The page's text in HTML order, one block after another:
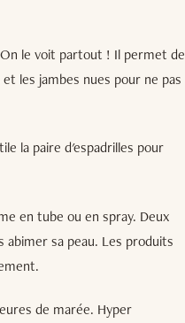
le voit partout ! Il permet de
les jambes nues pour ne pas
la paire d'espadrilles pour
en tube ou en spray. Deux
sa peau. Les produits
de marée. Hyper